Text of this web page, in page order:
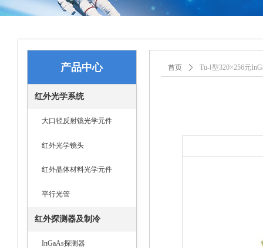
首页 ꄲ Tu-Ⅰ型320×256元
红外光学系统
大口径反射镜光学元件
红外光学镜头
红外晶体材料光学元件
平行光管
红外探测器及制冷
InGaAs探测器
产品中心